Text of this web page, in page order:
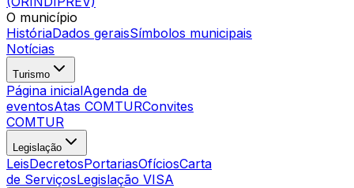
O município
HistóriaDados geraisSímbolos municipais
Notícias
Turismo
Página inicialAgenda de
eventosAtas COMTURConvites
COMTUR
Legislação
LeisDecretosPortariasOfíciosCarta
de ServiçosLegislação VISA